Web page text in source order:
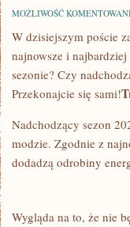
MOŻLIWOŚĆ
W dzisiejszym‌ poście
najnowsze i
sezonie?⁢ Czy
Przekonajcie się sami!
Nadchodzący sezon
modzie. ​Zgodnie​ z
dodadzą ⁣odrobiny
Wygląda na to, ​że nie